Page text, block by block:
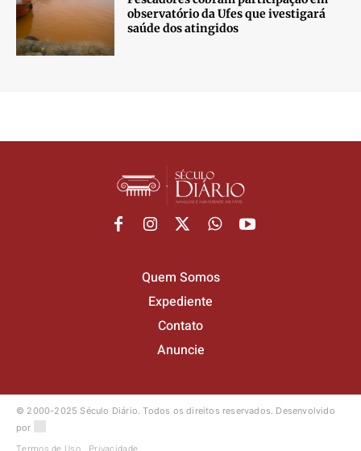
observatório da Ufes que ivestigará
saúde dos atingidos
Quem Somos
Expediente
Contato
Anuncie
© 2000-2025 Século Diário.Todos os direitos reservados. Desenvolvido
por